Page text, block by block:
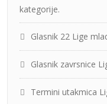
kategorije.
Glasnik 22 Lige
Glasnik zavrsnice
Termini utakmica